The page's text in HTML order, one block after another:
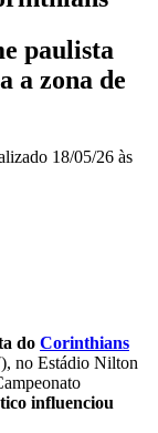
paulista
a zona de
18/05/26 às
do Corinthians
no Estádio Nilton
influenciou